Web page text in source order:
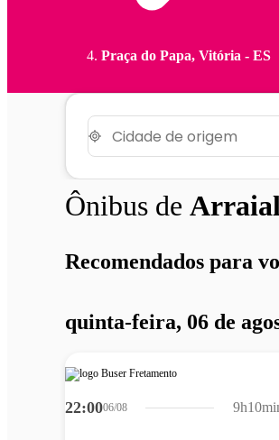
Praça do Papa, Vitória - ES
Ônibus de
Recomendados para
quinta-feira, 06 de
22:0006/08